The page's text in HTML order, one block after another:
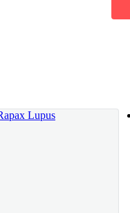
un tiempo de paz y bienestar
dragón que eligió vivir entre
majestuoso que cuidaba